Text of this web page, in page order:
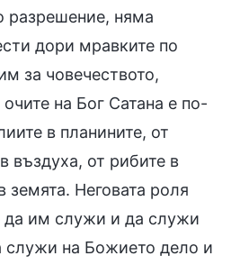
разрешение, няма
дори мравките по
за човечеството,
на Бог Сатана е по-
в планините, от
въздуха, от рибите в
земята. Неговата роля
да им служи и да служи
служи на Божието дело и